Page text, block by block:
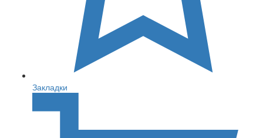
Закладки